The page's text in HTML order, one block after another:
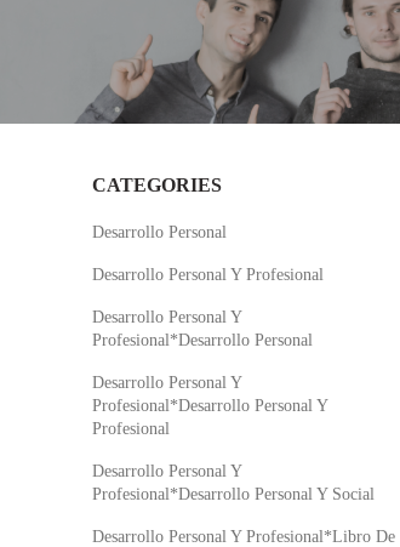
CATEGORIES
Desarrollo Personal
Desarrollo Personal Y Profesional
Desarrollo Personal Y
Profesional*Desarrollo Personal
Desarrollo Personal Y
Profesional*Desarrollo Personal Y
Profesional
Desarrollo Personal Y
Profesional*Desarrollo Personal Y Social
Desarrollo Personal Y Profesional*Libro De